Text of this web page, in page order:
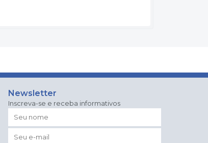
Newsletter
Inscreva-se e receba informativos